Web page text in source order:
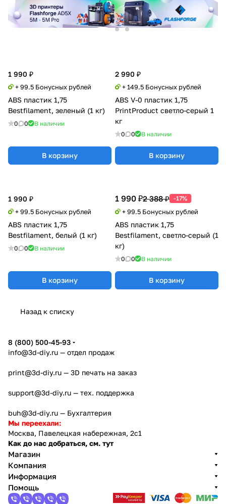
1 990 ₽
+ 99.5 Бонусных рублей
ABS пластик 1,75
Bestfilament, зеленый (1 кг)
0 0 В наличии
В корзину
2 990 ₽
+ 149.5 Бонусных рублей
ABS V-0 пластик 1,75
PrintProduct светло-серый 1
кг
0 0 В наличии
В корзину
1 990 ₽
+ 99.5 Бонусных рублей
ABS пластик 1,75
Bestfilament, белый (1 кг)
0 0 В наличии
В корзину
1 990 ₽2 388 ₽ -17%
+ 99.5 Бонусных рублей
ABS пластик 1,75
Bestfilament, светло-серый (1
кг)
0 0 В наличии
В корзину
Назад к списку
8 (800) 500-45-93
info@3d-diy.ru — отдел продаж
print@3d-diy.ru — 3D печать на заказ
support@3d-diy.ru — тех. поддержка
buh@3d-diy.ru — Бухгалтерия
Мы переехали:
Москва, Павелецкая набережная, 2с1
Как до нас добраться, см. тут
Магазин
Компания
Информация
Помощь